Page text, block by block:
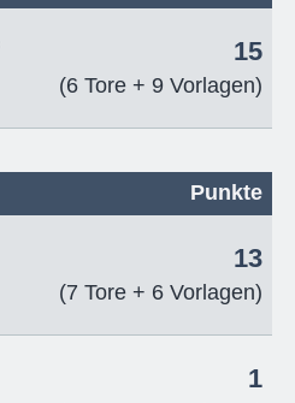
15
(6 Tore + 9 Vorlagen)
Punkte
13
(7 Tore + 6 Vorlagen)
1